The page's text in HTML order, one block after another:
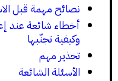
نصائح مهمة قبل
أخطاء شائعة عند
وكيفية تجنّبها
تحذير مهم
الأسئلة الشائعة